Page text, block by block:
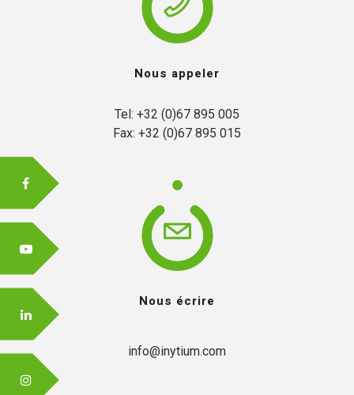
EN
Nous appeler
Tel: +32 (0)67 895 005
Fax: +32 (0)67 895 015
Nous écrire
info@inytium.com